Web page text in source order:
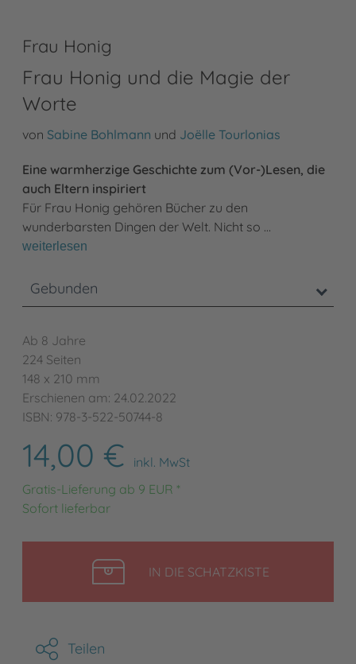
Frau Honig
Frau Honig und die Magie der
Worte
von Sabine Bohlmann und Joëlle Tourlonias
Eine warmherzige Geschichte zum (Vor-)Lesen, die
auch Eltern inspiriert
Für Frau Honig gehören Bücher zu den
wunderbarsten Dingen der Welt. Nicht so …
weiterlesen
Gebunden
Ab 8 Jahre
224 Seiten
148 x 210 mm
Erschienen am: 24.02.2022
ISBN: 978-3-522-50744-8
14,00 €
inkl. MwSt
Gratis-Lieferung ab 9 EUR *
Sofort lieferbar
IN DIE SCHATZKISTELEGEN
Teilen